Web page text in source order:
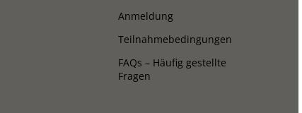
Anmeldung
Teilnahmebedingungen
FAQs – Häufig gestellte
Fragen